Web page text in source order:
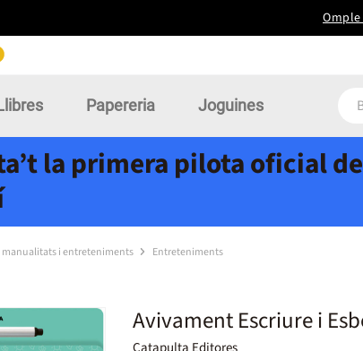
Papereria Joguines
la primera pilota oficial
manualitats i entreteniments Entreteniments
Avivament Escriure i